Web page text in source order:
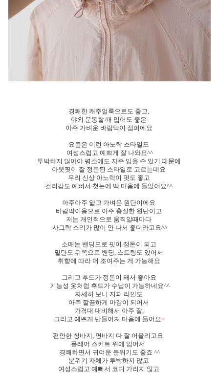
경쾌한 캐주얼룩으로도 좋고,
야외 운동할 때 입어도 좋은
아주 가벼운 바람막이 점퍼에요
요즘은 이런 아노락 스타일도
여성스럽고 예쁘게 잘 나와요^^
투박하지 않아야 평소에도 자주 입을 수 있기 때문에
아웃핏이 잘 정돈된 스타일로 고르는데요
우리 신상 아노락이 핏도 좋고
컬러감도 예뻐서 첫눈에 딱 마음에 들었어요^^
아주아주 얇고 가벼운 원단이에요
바람막이용으로 아주 충실한 원단이고
저는 개인적으로 움직일때마다
사그락 소리가 많이 안 나서 좋더라고요^^
소매는 밴딩으로 핏이 정돈이 되고
밑단도 뒤쪽으로 밴딩, 스트링도 있어서
취향에 따라 더 조여주는 게 가능해요
그리고 후드가 정돈이 돼서 좋아요
기능성 옷처럼 후드가 수납이 가능하네요^^
자세히 보니 지퍼 라인도
아주 깔끔하게 마감이 되어서
가격대 대비해서 아주 잘,
그리고 예쁘게 만들어져 마음에 들어요 ♥
편안한 청바지, 면바지 다 잘 어울리고요
플레어 스커트 위에 입어서
경쾌하면서 귀여운 분위기도 좋죠 ^^
분위기 자체가 투박하지 않고
여성스럽고 예뻐서 코디 가리지 않고